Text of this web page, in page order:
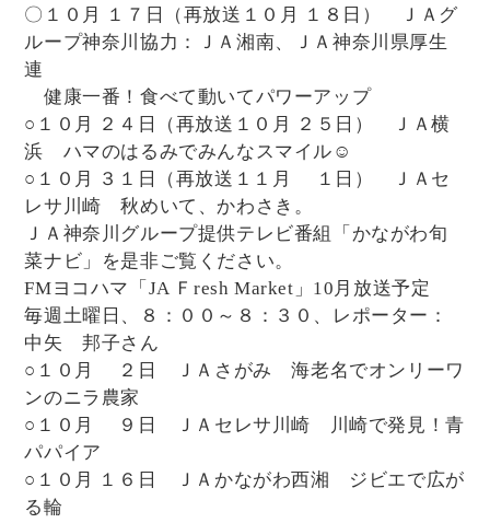
〇１０月 １７日（再放送１０月 １８日） ＪＡグ
ループ神奈川協力：ＪＡ湘南、ＪＡ神奈川県厚生
連
健康一番！食べて動いてパワーアップ
○１０月 ２４日（再放送１０月 ２５日） ＪＡ横
浜 ハマのはるみでみんなスマイル☺
○１０月 ３１日（再放送１１月 １日） ＪＡセ
レサ川崎 秋めいて、かわさき。
ＪＡ神奈川グループ提供テレビ番組「かながわ旬
菜ナビ」を是非ご覧ください。
FMヨコハマ「JA Ｆresh Market」10月放送予定
毎週土曜日、８：００～８：３０、レポーター：
中矢 邦子さん
○１０月 ２日 ＪＡさがみ 海老名でオンリーワ
ンのニラ農家
○１０月 ９日 ＪＡセレサ川崎 川崎で発見！青
パパイア
○１０月 １６日 ＪＡかながわ西湘 ジビエで広が
る輪